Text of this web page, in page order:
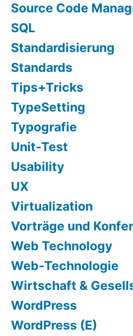
Source Code
SQL
Standardisierung
Standards
Tips+Tricks
TypeSetting
Typografie
Unit-Test
Usability
UX
Virtualization
Vorträge und
Web Technology
Web-Technologie
Wirtschaft &
WordPress
WordPress (E)